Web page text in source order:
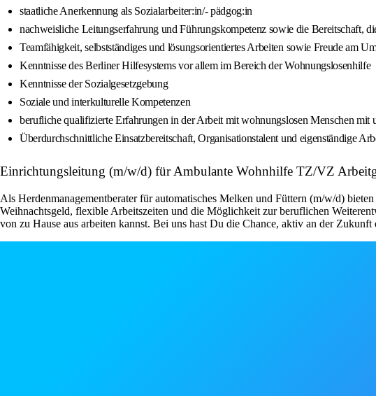
staatliche Anerkennung als Sozialarbeiter:in/- pädgog:in
nachweisliche Leitungserfahrung und Führungskompetenz sowie die Bereitschaft,
Teamfähigkeit, selbstständiges und lösungsorientiertes Arbeiten sowie Freude am
Kenntnisse des Berliner Hilfesystems vor allem im Bereich der Wohnungslosenhilfe
Kenntnisse der Sozialgesetzgebung
Soziale und interkulturelle Kompetenzen
berufliche qualifizierte Erfahrungen in der Arbeit mit wohnungslosen Menschen
Überdurchschnittliche Einsatzbereitschaft, Organisationstalent und eigenständige
Einrichtungsleitung (m/w/d) für Ambulante Wohnhilfe TZ/VZ
Als Herdenmanagementberater für automatisches Melken und Füttern (m/w/d)
Weihnachtsgeld, flexible Arbeitszeiten und die Möglichkeit zur beruflichen
von zu Hause aus arbeiten kannst. Bei uns hast Du die Chance, aktiv an der